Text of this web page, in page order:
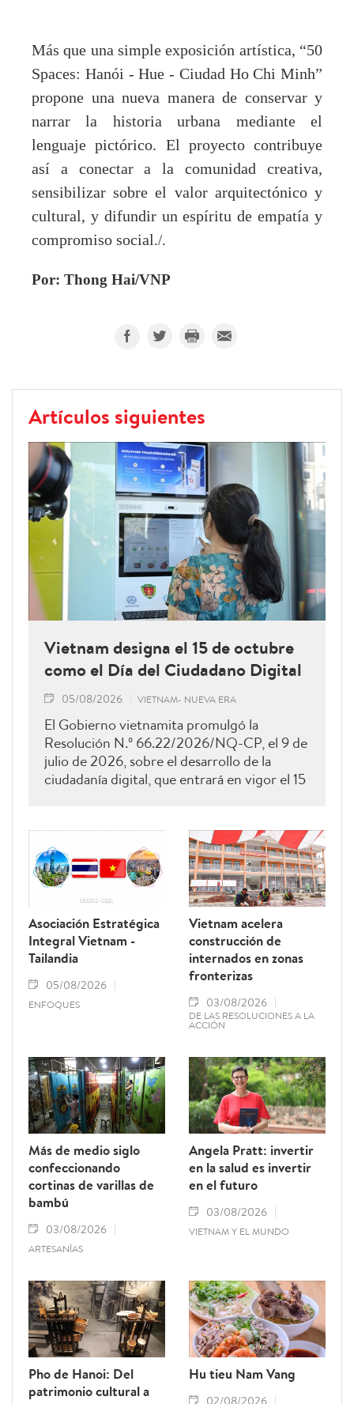
Más que una simple exposición artística, “50
Spaces: Hanói - Hue - Ciudad Ho Chi Minh”
propone una nueva manera de conservar y
narrar la historia urbana mediante el
lenguaje pictórico. El proyecto contribuye
así a conectar a la comunidad creativa,
sensibilizar sobre el valor arquitectónico y
cultural, y difundir un espíritu de empatía y
compromiso social./.
Por: Thong Hai/VNP
Artículos siguientes
Vietnam designa el 15 de octubre
como el Día del Ciudadano Digital
05/08/2026 VIETNAM- NUEVA ERA
El Gobierno vietnamita promulgó la
Resolución N.º 66.22/2026/NQ-CP, el 9 de
julio de 2026, sobre el desarrollo de la
ciudadanía digital, que entrará en vigor el 15
de sus principales disposiciones, el
documento instituye el 15 de octubre de
cada año como el Día del Ciudadano Digital
de Vietnam.
Asociación Estratégica
Integral Vietnam -
Tailandia
05/08/2026
ENFOQUES
Vietnam acelera
construcción de
internados en zonas
fronterizas
03/08/2026
DE LAS RESOLUCIONES A LA
ACCIÓN
Más de medio siglo
confeccionando
cortinas de varillas de
bambú
03/08/2026
ARTESANÍAS
Angela Pratt: invertir
en la salud es invertir
en el futuro
03/08/2026
VIETNAM Y EL MUNDO
Pho de Hanoi: Del
patrimonio cultural a
Hu tieu Nam Vang
02/08/2026